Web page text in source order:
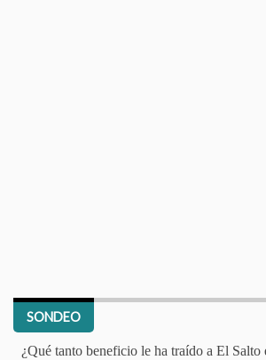
SONDEO
¿Qué tanto beneficio le ha traído a El Salto